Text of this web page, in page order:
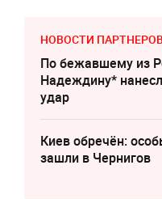
НОВОСТИ ПАРТНЕРОВ
По бежавшему из
Надеждину*
удар
Киев обречён:
зашли в Чернигов